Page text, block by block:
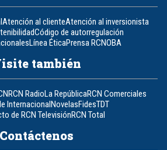
Atención al clienteAtención al inversionista
Código de autorregulación
Línea ÉticaPrensa RCNOBA
también
RCN RadioLa RepúblicaRCN Comerciales
InternacionalNovelasFidesTDT
de RCN TelevisiónRCN Total
Contáctenos